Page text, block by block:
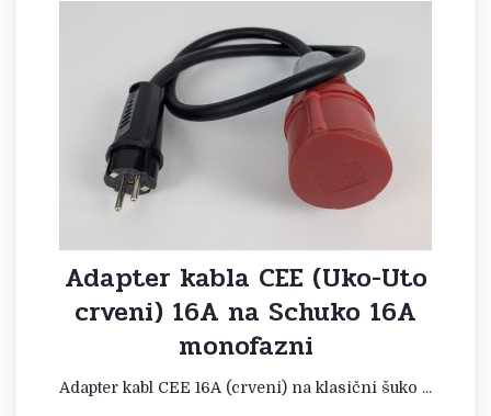
Adapter kabla CEE (Uko-Uto
crveni) 16A na Schuko 16A
monofazni
Adapter kabl CEE 16A (crveni) na klasični šuko ...